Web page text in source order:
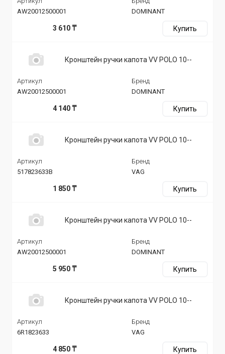
AW20012500001
DOMINANT
3 610 ₸ Купить
Кронштейн ручки капота VV POLO 10--
Артикул
AW20012500001
Бренд
DOMINANT
4 140 ₸ Купить
Кронштейн ручки капота VV POLO 10--
Артикул
517823633B
Бренд
VAG
1 850 ₸ Купить
Кронштейн ручки капота VV POLO 10--
Артикул
AW20012500001
Бренд
DOMINANT
5 950 ₸ Купить
Кронштейн ручки капота VV POLO 10--
Артикул
6R1823633
Бренд
VAG
4 850 ₸ Купить